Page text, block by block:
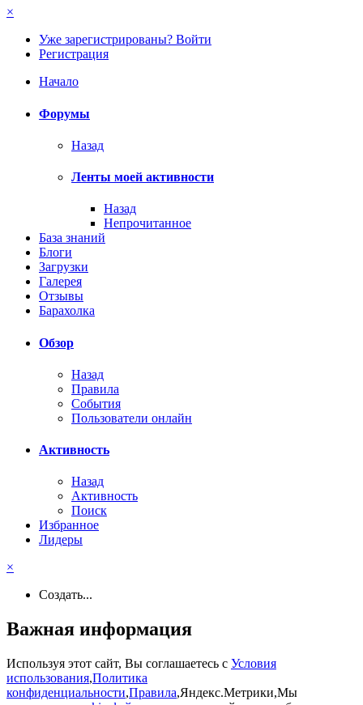
×
Уже зарегистрированы? Войти
Регистрация
Начало
Форумы
Назад
Ленты моей активности
Назад
Непрочитанное
База знаний
Блоги
Загрузки
Галерея
Отзывы
Барахолка
Обзор
Назад
Правила
События
Пользователи онлайн
Активность
Назад
Активность
Поиск
Избранное
Лидеры
×
Создать...
Важная информация
Используя этот сайт, Вы соглашаетесь с Условия
использования,Политика
конфиденциальности,Правила,Яндекс.Метрики,Мы